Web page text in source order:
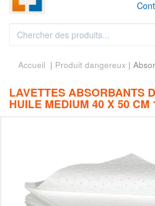
Accueil | Produit dangereux |
LAVETTES ABSORBANTS
HUILE MEDIUM 40 X 50 CM